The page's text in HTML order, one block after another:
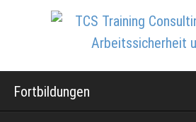
Navigation
überspringen
Fortbildungen